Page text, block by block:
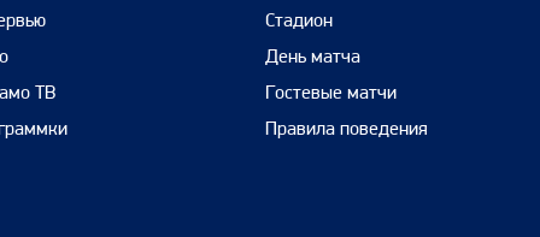
ТВ
Стадион
День матча
Гостевые матчи
Правила поведения